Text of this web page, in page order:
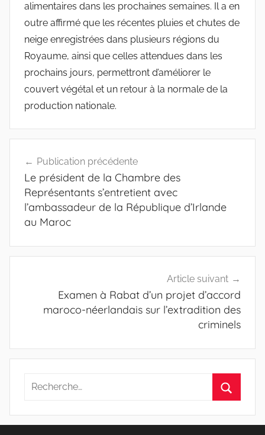
alimentaires dans les prochaines semaines. Il a en
outre affirmé que les récentes pluies et chutes de
neige enregistrées dans plusieurs régions du
Royaume, ainsi que celles attendues dans les
prochains jours, permettront d’améliorer le
couvert végétal et un retour à la normale de la
production nationale.
de
l’article
Publication précédente
Le président de la Chambre des
Représentants s’entretient avec
l’ambassadeur de la République d’Irlande
au Maroc
Article suivant
Examen à Rabat d’un projet d’accord
maroco-néerlandais sur l’extradition des
criminels
Recherche
: